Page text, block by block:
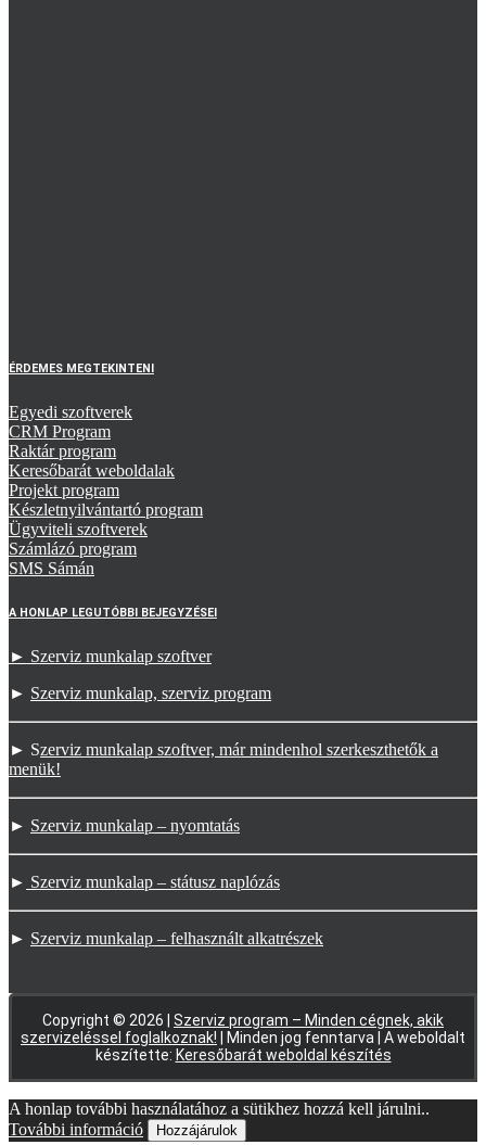
ÉRDEMES MEGTEKINTENI
Egyedi szoftverek
CRM Program
Raktár program
Keresőbarát weboldalak
Projekt program
Készletnyilvántartó program
Ügyviteli szoftverek
Számlázó program
SMS Sámán
A HONLAP LEGUTÓBBI BEJEGYZÉSEI
► Szerviz munkalap szoftver
► Szerviz munkalap, szerviz program
► Szerviz munkalap szoftver, már mindenhol szerkeszthetők a
menük!
► Szerviz munkalap – nyomtatás
► Szerviz munkalap – státusz naplózás
► Szerviz munkalap – felhasznált alkatrészek
Copyright © 2026 | Szerviz program – Minden cégnek, akik
szervizeléssel foglalkoznak! | Minden jog fenntarva | A weboldalt
készítette: Keresőbarát weboldal készítés
A honlap további használatához a sütikhez hozzá kell járulni..
További információ
Hozzájárulok